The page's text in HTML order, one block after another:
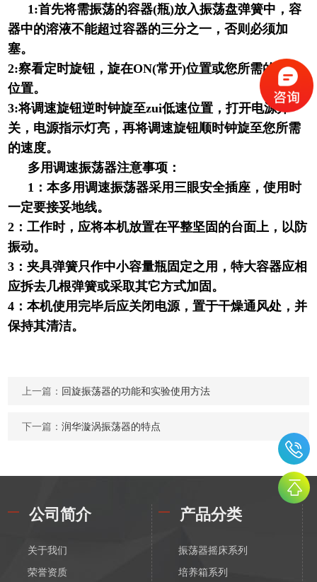
1:首先将需振荡的容器(瓶)放入振荡盘弹簧中，容
器中的溶液不能超过容器的三分之一，否则必须加
塞。
2:察看定时旋钮，旋在ON(常开)位置或您所需的时间
位置。
3:将调速旋钮逆时钟旋至zui低速位置，打开电源开
关，电源指示灯亮，再将调速旋钮顺时钟旋至您所需
的速度。
多用调速振荡器注意事项：
1 ：本多用调速振荡器采用三眼安全插座，使用时
一定要接妥地线。
2：工作时，应将本机放置在平整坚固的台面上，以防
振动。
3：夹具弹簧只作中小容量瓶固定之用，特大容器应相
应拆去几根弹簧或采取其它方式加固。
4：本机使用完毕后应关闭电源，置于干燥通风处，并
保持其清洁。
上一篇： 回旋振荡器的功能和实验使用方法
下一篇：润华漩涡振荡器的特点
公司简介
关于我们
荣誉资质
产品分类
振荡器摇床系列
培养箱系列